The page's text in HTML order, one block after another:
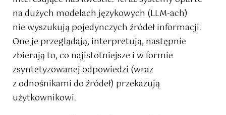
na dużych modelach językowych (LLM-ach)
nie wyszukują pojedynczych źródeł informacji.
One je przeglądają, interpretują, następnie
zbierają to, co najistotniejsze i w formie
zsyntetyzowanej odpowiedzi (wraz
z odnośnikami do źródeł) przekazują
użytkownikowi.